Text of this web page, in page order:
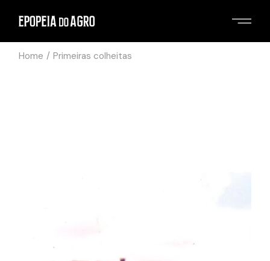
Home Primeiras colheitas